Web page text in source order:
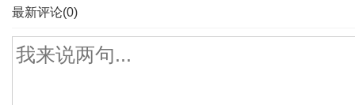
最新评论(0)